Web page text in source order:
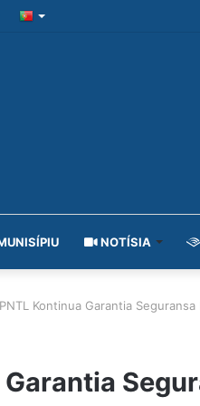
NOTÍSIA
PNTL Kontinua Garantia Seguransa